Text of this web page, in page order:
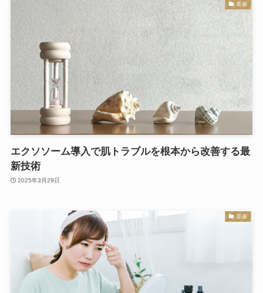
新着
エクソソーム導入で肌トラブルを根本から改善する最
新技術
2025年3月29日
新着